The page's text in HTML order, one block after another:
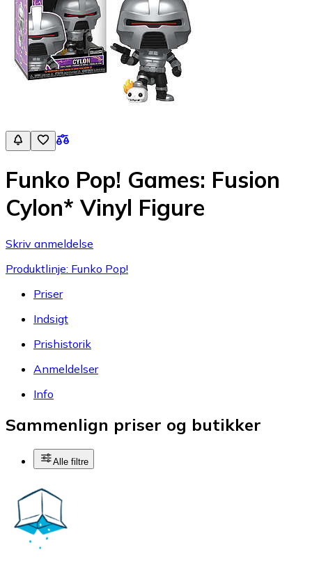
Funko Pop! Games: Fusion
Cylon* Vinyl Figure
Skriv anmeldelse
Produktlinje: Funko Pop!
Priser
Indsigt
Prishistorik
Anmeldelser
Info
Sammenlign priser og butikker
Alle filtre